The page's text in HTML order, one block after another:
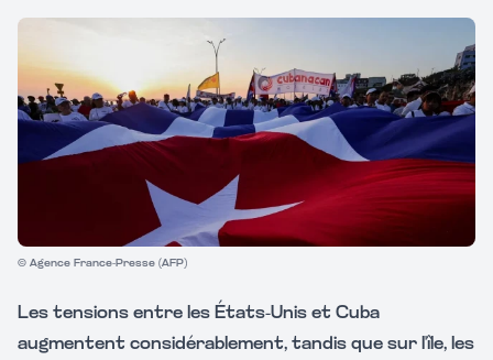
© Agence France-Presse (AFP)
Les tensions entre les États-Unis et Cuba
augmentent considérablement, tandis que sur l'île, les